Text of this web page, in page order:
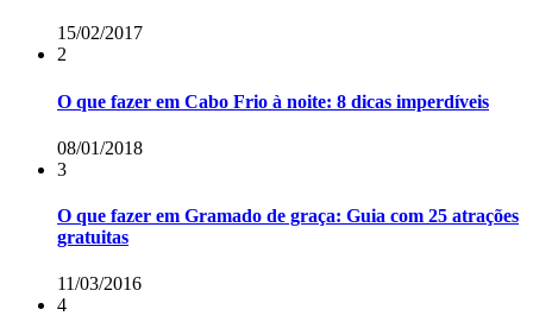
15/02/2017
2
O que fazer em Cabo Frio à noite: 8 dicas imperdíveis
08/01/2018
3
O que fazer em Gramado de graça: Guia com 25 atrações
gratuitas
11/03/2016
4